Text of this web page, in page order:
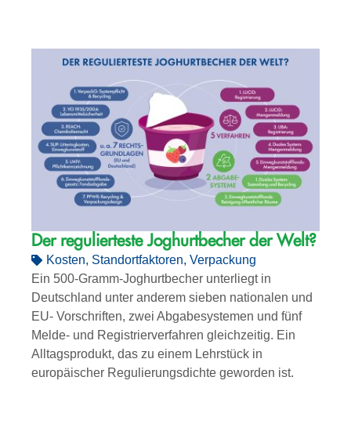
Der regulierteste Joghurtbecher der Welt?
Kosten, Standortfaktoren, Verpackung
Ein 500-Gramm-Joghurtbecher unterliegt in
Deutschland unter anderem sieben nationalen und
EU- Vorschriften, zwei Abgabesystemen und fünf
Melde- und Registrierverfahren gleichzeitig. Ein
Alltagsprodukt, das zu einem Lehrstück in
europäischer Regulierungsdichte geworden ist.